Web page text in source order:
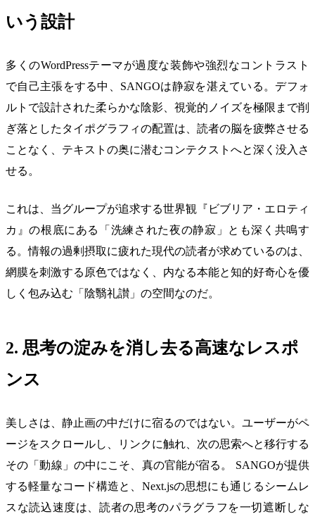
いう設計
多くのWordPressテーマが過度な装飾や強烈なコントラスト
で自己主張をする中、SANGOは静寂を湛えている。デフォ
ルトで設計された柔らかな陰影、視覚的ノイズを極限まで削
ぎ落としたタイポグラフィの配置は、読者の脳を疲弊させる
ことなく、テキストの奥に潜むコンテクストへと深く没入さ
せる。
これは、当グループが追求する世界観『ビブリア・エロティ
カ』の根底にある「洗練された夜の静寂」とも深く共鳴す
る。情報の過剰摂取に疲れた現代の読者が求めているのは、
網膜を刺激する原色ではなく、内なる本能と知的好奇心を優
しく包み込む「陰翳礼讃」の空間なのだ。
2. 思考の淀みを消し去る高速なレスポ
ンス
美しさは、静止画の中だけに宿るのではない。ユーザーがペ
ージをスクロールし、リンクに触れ、次の思索へと移行する
その「動線」の中にこそ、真の官能が宿る。 SANGOが提供
する軽量なコード構造と、Next.jsの思想にも通じるシームレ
スな読込速度は、読者の思考のパラグラフを一切遮断しな